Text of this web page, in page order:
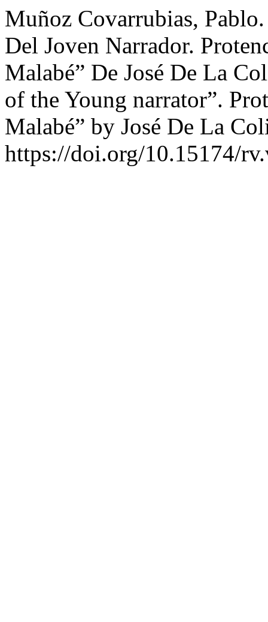
Muñoz Covarrubias,
Del Joven Narrador.
Malabé” De José De La
of the Young narrator”.
Malabé” by José De La
https://doi.org/10.15174/